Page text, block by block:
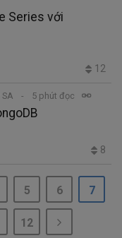
Series với
12
5 phút đọc
8
5 6 7
12